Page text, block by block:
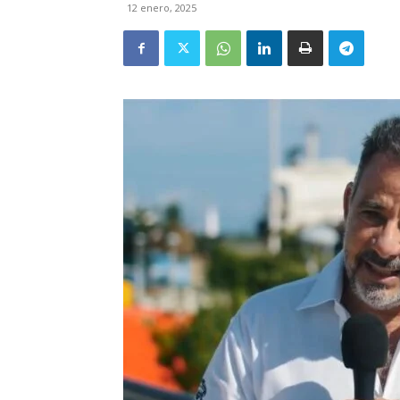
12 enero, 2025